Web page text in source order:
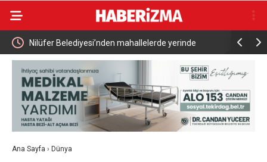
Nilüfer Belediyesi’nden mahallelerde yerinde
inceleme
Kutuplarda Sıfır
Tanıtıldı
Ana Sayfa › Dünya